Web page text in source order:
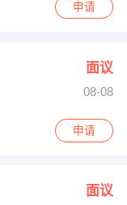
申请
面议
08-08
申请
面议